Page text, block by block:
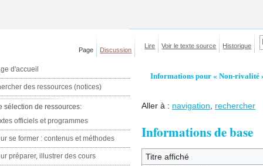
Informations pour « Non-rivalité
Aller à : navigation rechercher
Informations de base
Titre affiché
Page Discussion
Lire Voir le texte source Historique
d'accueil
des ressources (notices)
sélection de ressources:
officiels et programmes
se former : contenus et méthodes
préparer, illustrer des cours